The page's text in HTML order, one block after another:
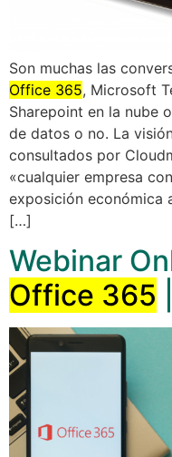
Son muchas las
Office 365, Microsoft
Sharepoint en la nube
de datos o no. La
consultados por
«cualquier empresa
exposición económica
[…]
Webinar
Office 365